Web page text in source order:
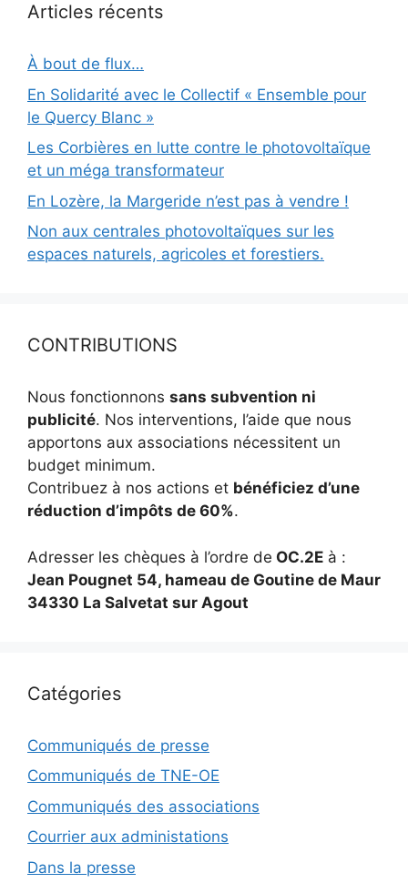
Articles récents
À bout de flux…
En Solidarité avec le Collectif « Ensemble pour
le Quercy Blanc »
Les Corbières en lutte contre le photovoltaïque
et un méga transformateur
En Lozère, la Margeride n’est pas à vendre !
Non aux centrales photovoltaïques sur les
espaces naturels, agricoles et forestiers.
CONTRIBUTIONS
Nous fonctionnons sans subvention ni
publicité. Nos interventions, l’aide que nous
apportons aux associations nécessitent un
budget minimum.
Contribuez à nos actions et bénéficiez d’une
réduction d’impôts de 60%.
Adresser les chèques à l’ordre de OC.2E à :
Jean Pougnet 54, hameau de Goutine de Maur
34330 La Salvetat sur Agout
Catégories
Communiqués de presse
Communiqués de TNE-OE
Communiqués des associations
Courrier aux administations
Dans la presse